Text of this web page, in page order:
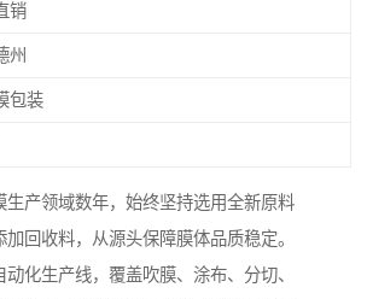
销
州
包装
生产领域数年，始终坚持选用全新原料
回收料，从源头保障膜体品质稳定。
化生产线，覆盖吹膜、涂布、分切、